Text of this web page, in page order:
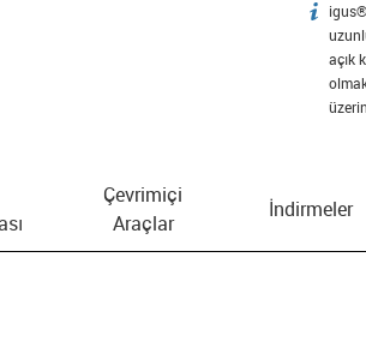
igus-
açık
Çevrimiçi
Araçlar
İndirmeler